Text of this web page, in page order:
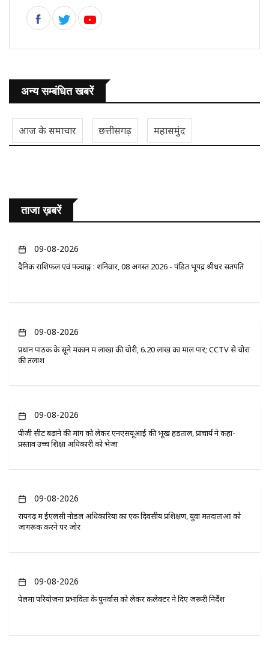
अन्य सम्बंधित खबरें
आज के समाचार छत्तीसगढ़ महासमुंद
ताजा ख़बरें
09-08-2026
दैनिक राशिफल एवं पञ्चाङ्ग : शनिवार, 08 अगस्त 2026 - पंडित भूपेंद्र श्रीधर सतपति
09-08-2026
प्रधान पाठक के सूने मकान में लाखों की चोरी, 6.20 लाख का माल पार; CCTV से चोरों
की तलाश
09-08-2026
पीजी सीट बढ़ाने की मांग को लेकर एनएसयूआई की भूख हड़ताल, प्राचार्य ने कहा-
प्रस्ताव उच्च शिक्षा अधिकारी को भेजा
09-08-2026
रायगढ़ में ईएलसी नोडल अधिकारियों का एक दिवसीय प्रशिक्षण, युवा मतदाताओं को
जागरूक करने पर जोर
09-08-2026
पेलमा परियोजना प्रभावितों के पुनर्वास को लेकर कलेक्टर ने दिए जरूरी निर्देश